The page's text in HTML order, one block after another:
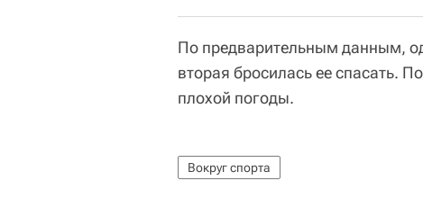
По предварительным данным,
вторая бросилась ее спасать.
плохой погоды.
Вокруг спорта